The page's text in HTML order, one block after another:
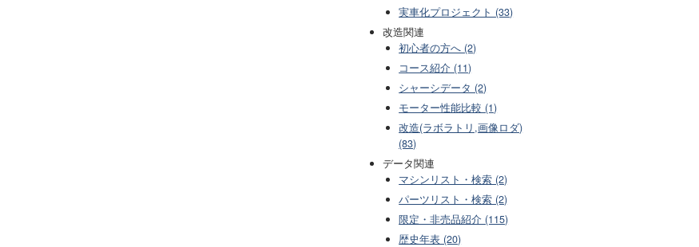
実車化プロジェクト (33)
改造関連
初心者の方へ (2)
コース紹介 (11)
シャーシデータ (2)
モーター性能比較 (1)
改造(ラボラトリ,画像ロダ)
(83)
データ関連
マシンリスト・検索 (2)
パーツリスト・検索 (2)
限定・非売品紹介 (115)
歴史年表 (20)